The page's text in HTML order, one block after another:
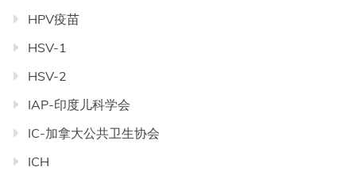
HPV疫苗
HSV-1
HSV-2
IAP-印度儿科学会
IC-加拿大公共卫生协会
ICH